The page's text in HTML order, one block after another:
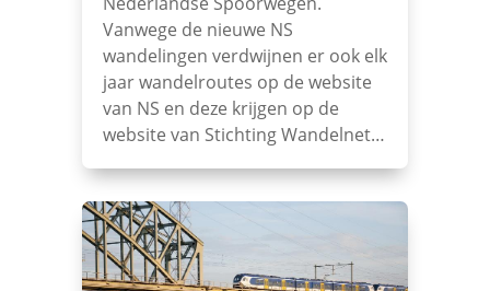
Vanwege de nieuwe NS
wandelingen verdwijnen er ook elk
jaar wandelroutes op de website
van NS en deze krijgen op de
website van Stichting Wandelnet…